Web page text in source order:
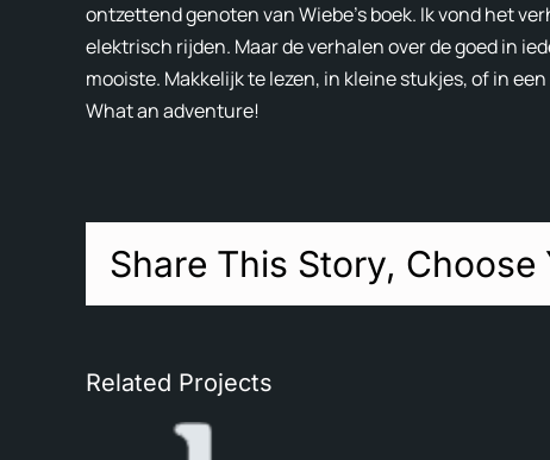
ontzettend genoten van Wiebe’s boek. Ik vond het
elektrisch rijden. Maar de verhalen over de goed in
mooiste. Makkelijk te lezen, in kleine stukjes, of in
What an adventure!
Share This Story, Choose
Related Projects